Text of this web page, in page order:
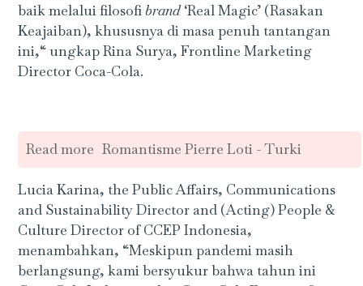
baik melalui filosofibrand‘Real Magic’ (Rasakan
Keajaiban), khususnya di masa penuh tantangan
ini,“ ungkap Rina Surya, Frontline Marketing
Director Coca-Cola.
Read more Romantisme Pierre Loti - Turki
Lucia Karina, the Public Affairs, Communications
and Sustainability Director and (Acting) People &
Culture Director of CCEP Indonesia,
menambahkan, “Meskipun pandemi masih
berlangsung, kami bersyukur bahwa tahun ini